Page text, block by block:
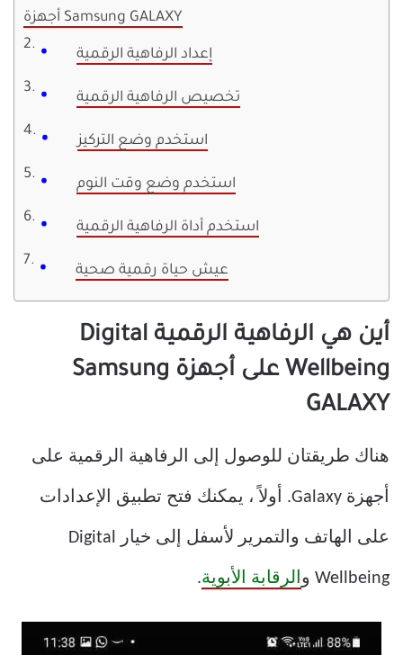
أجهزة Samsung GALAXY
إعداد الرفاهية الرقمية
تخصيص الرفاهية الرقمية
استخدم وضع التركيز
استخدم وضع وقت النوم
استخدم أداة الرفاهية الرقمية
عيش حياة رقمية صحية
أين هي الرفاهية الرقمية Digital
Wellbeing على أجهزة Samsung
GALAXY
هناك طريقتان للوصول إلى الرفاهية الرقمية على
أجهزة Galaxy. أولاً ، يمكنك فتح تطبيق الإعدادات
على الهاتف والتمرير لأسفل إلى خيار Digital
Wellbeing و الرقابة الأبوية.